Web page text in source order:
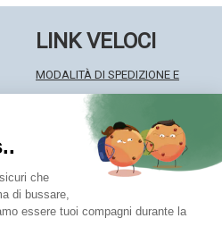
LINK VELOCI
MODALITÀ DI SPEDIZIONE E
MODALITÀ DI PAGAMENTO
INFORMATIVA PRIVACY
CONDIZIONI DI VENDITA